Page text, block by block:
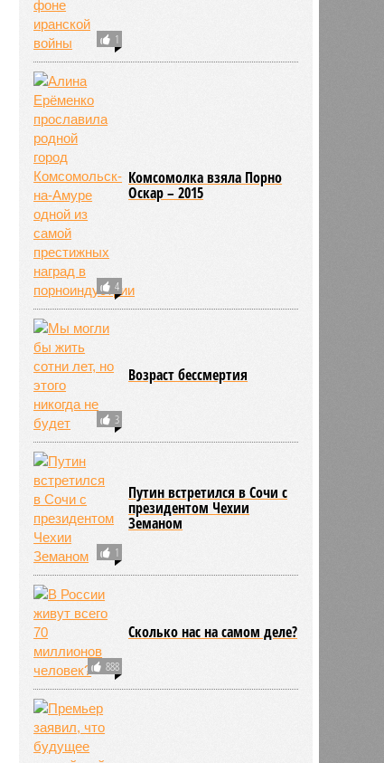
1
4
Комсомолка взяла Порно
Оскар – 2015
3
Возраст бессмертия
1
Путин встретился в Сочи с
президентом Чехии
Земаном
888
Сколько нас на самом деле?